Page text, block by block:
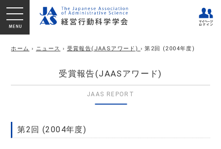
ホーム › ニュース › 受賞報告(JAASアワード) › 第2回 (2004年度)
受賞報告(JAASアワード)
JAAS REPORT
第2回 (2004年度)